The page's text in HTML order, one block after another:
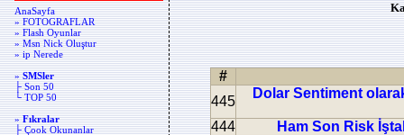
AnaSayfa
» FOTOGRAFLAR
» Flash Oyunlar
» Msn Nick Oluştur
» ip Nerede
»SMSler
├ Son 50
└ TOP 50
»Fıkralar
├ Çook Okunanlar
#
445
Dolar Sentiment
444
Ham Son Risk